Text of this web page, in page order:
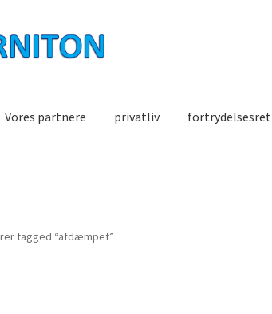
Vores partnere privatliv fortrydelsesret
tagged “afdæmpet”